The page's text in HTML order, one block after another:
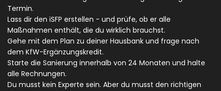
Termin.
Lass dir den iSFP erstellen - und prüfe, ob er alle
Maßnahmen enthält, die du wirklich brauchst.
Gehe mit dem Plan zu deiner Hausbank und frage nach
dem KfW-Ergänzungskredit.
Starte die Sanierung innerhalb von 24 Monaten und halte
alle Rechnungen.
Du musst kein Experte sein. Aber du musst den richtigen